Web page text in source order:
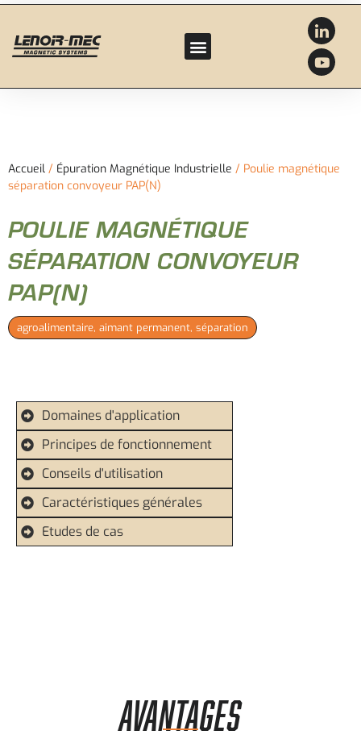
Accueil / Épuration Magnétique Industrielle / Poulie magnétique
séparation convoyeur PAP(N)
POULIE MAGNÉTIQUE
SÉPARATION CONVOYEUR
PAP(N)
agroalimentaire, aimant permanent, séparation
Domaines d'application
Principes de fonctionnement
Conseils d'utilisation
Caractéristiques générales
Etudes de cas
AVANTAGES